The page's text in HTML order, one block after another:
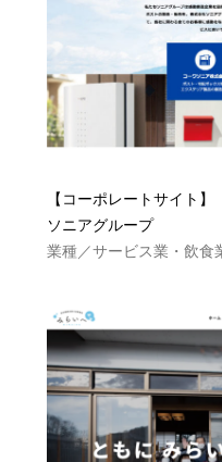
【コーポレートサイト】
ソニアグループ
業種／サービス業・飲